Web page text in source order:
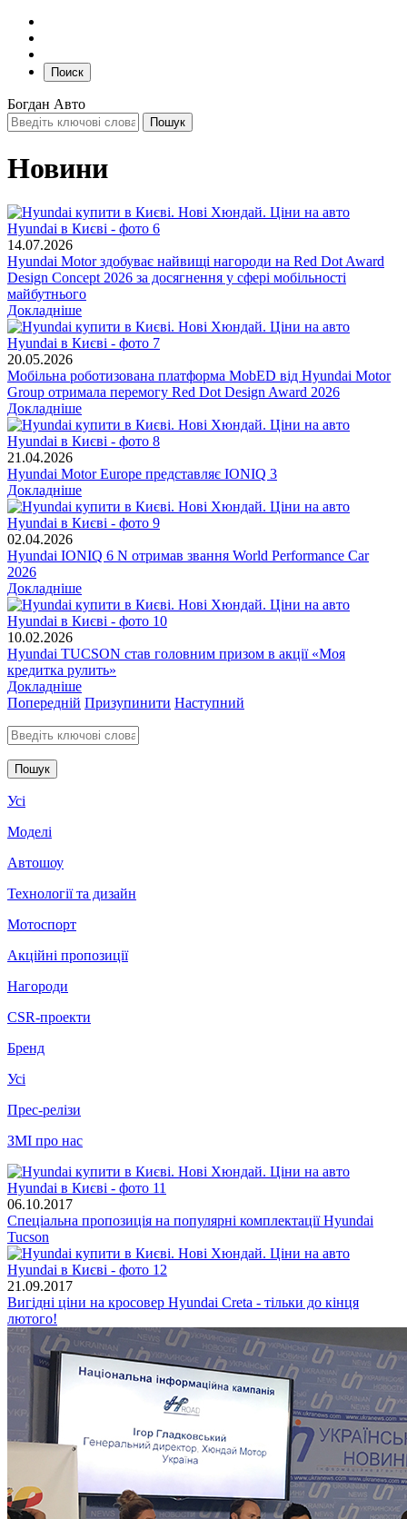
Поиск
Богдан Авто
Новини
14.07.2026
Hyundai Motor здобуває найвищі нагороди на Red Dot Award
Design Concept 2026 за досягнення у сфері мобільності
майбутнього
Докладніше
20.05.2026
Мобільна роботизована платформа MobED від Hyundai Motor
Group отримала перемогу Red Dot Design Award 2026
Докладніше
21.04.2026
Hyundai Motor Europe представляє IONIQ 3
Докладніше
02.04.2026
Hyundai IONIQ 6 N отримав звання World Performance Car
2026
Докладніше
10.02.2026
Hyundai TUCSON став головним призом в акції «Моя
кредитка рулить»
Докладніше
Попередній Призупинити Наступний
Введіть ключові слова для пошуку
Усі
Моделі
Автошоу
Технології та дизайн
Мотоспорт
Акційні пропозиції
Нагороди
CSR-проекти
Бренд
Усі
Прес-релізи
ЗМІ про нас
06.10.2017
Спеціальна пропозиція на популярні комплектації Hyundai
Tucson
21.09.2017
Вигідні ціни на кросовер Hyundai Creta - тільки до кінця
лютого!